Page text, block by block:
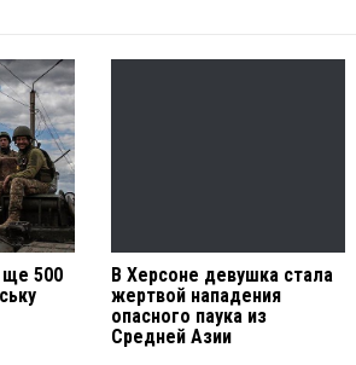
ще 500
В Херсоне девушка стала
жертвой нападения
опасного паука из
Средней Азии